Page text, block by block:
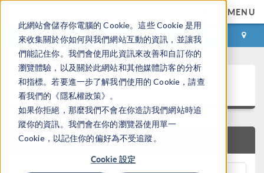
此網站會儲存你電腦的 Cookie。這些 Cookie 是用
來收集關於你如何與我們網站互動的資訊，並讓我
們能記住你。我們會使用此資訊來改善和自訂你的
瀏覽體驗，以及關於此網站和其他媒體訪客的分析
和指標。若要進一步了解我們使用的 Cookie，請查
看我們的《隱私權政策》。
如果你拒絕，那麼我們不會在你造訪我們網站時追
蹤你的資訊。我們會在你的瀏覽器使用單一
Cookie，以記住你的偏好為不受追蹤。
Cookie 設定
MENU
登录 咨询与购买
案例下载
快速搜索